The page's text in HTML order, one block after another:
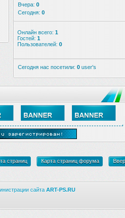
Вчера: 0
Сегодня: 0
Онлайн всего: 1
Гостей: 1
Пользователей: 0
Сегодня нас посетили: 0 user's
страниц Карта страниц форума
сайта ART-PS.RU